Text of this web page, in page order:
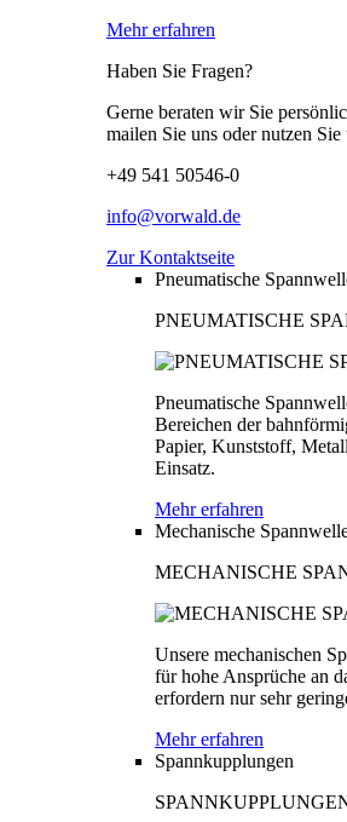
Mehr erfahren
Haben Sie Fragen?
Gerne beraten wir Sie
mailen Sie uns oder nutzen
+49 541 50546-0
info@vorwald.de
Zur Kontaktseite
Pneumatische
PNEUMATISCHE
Pneumatische
Bereichen der
Papier, Kunststoff,
Einsatz.
Mehr erfahren
Mechanische
MECHANISCHE
Unsere mechanischen
für hohe Ansprüche an
erfordern nur sehr
Mehr erfahren
Spannkupplungen